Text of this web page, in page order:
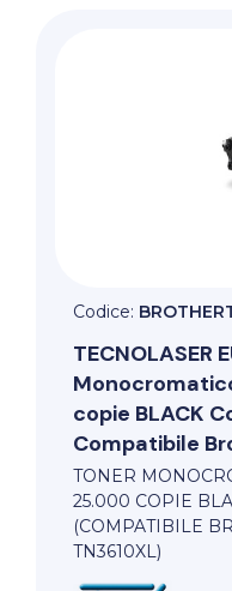
Codice:
TECNOLASER
copie BLACK
Compatibile
TONER
25.000 COPIE
(COMPATIBILE
TN3610XL)